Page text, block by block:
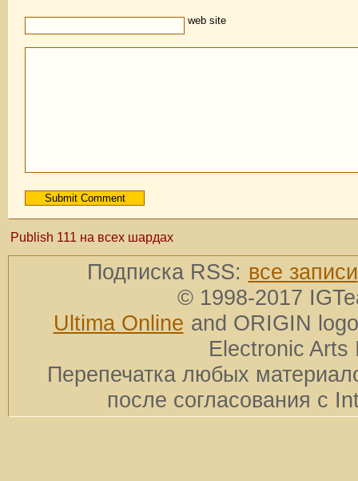
web site
Publish 111 на всех шардах
Подписка RSS: все записи
© 1998-2017
Ultima Online and ORIGIN
Electronic Arts
Перепечатка любых
после согласования с